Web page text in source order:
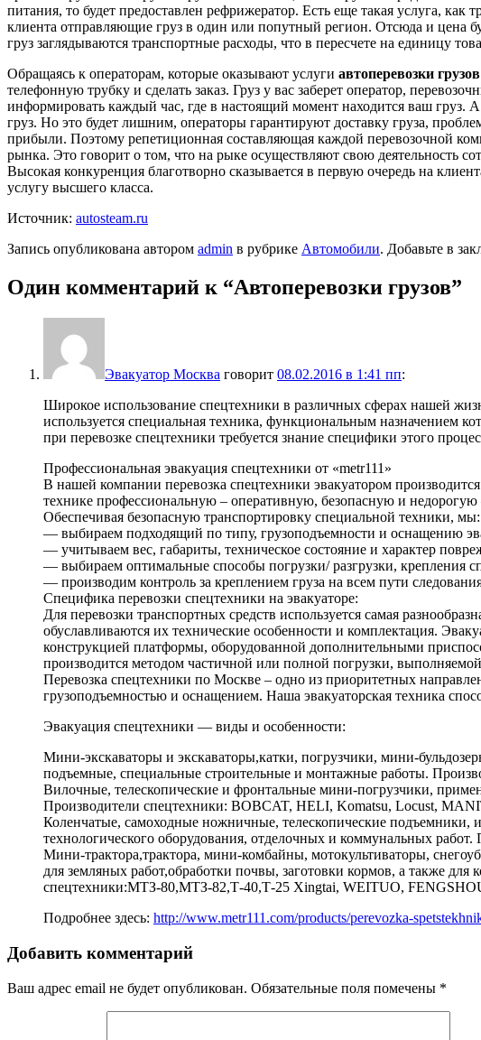
питания, то будет предоставлен рефрижератор. Есть еще такая услуга, как
клиента отправляющие груз в один или попутный регион. Отсюда и цена
груз заглядываются транспортные расходы, что в пересчете на единицу
Обращаясь к операторам, которые оказывают услуги автоперевозки грузов
телефонную трубку и сделать заказ. Груз у вас заберет оператор,
информировать каждый час, где в настоящий момент находится ваш груз.
груз. Но это будет лишним, операторы гарантируют доставку груза,
прибыли. Поэтому репетиционная составляющая каждой перевозочной
рынка. Это говорит о том, что на рыке осуществляют свою деятельность
Высокая конкуренция благотворно сказывается в первую очередь на
услугу высшего класса.
Источник: autosteam.ru
Запись опубликована автором admin в рубрике Автомобили. Добавьте в
Один комментарий к “Автоперевозки грузов”
Эвакуатор Москва говорит 08.02.2016 в 1:41 пп:
Широкое использование спецтехники в различных сферах нашей
используется специальная техника, функциональным назначением
при перевозке спецтехники требуется знание специфики этого
Профессиональная эвакуация спецтехники от «metr111»
В нашей компании перевозка спецтехники эвакуатором
технике профессиональную – оперативную, безопасную и
Обеспечивая безопасную транспортировку специальной техники, мы:
— выбираем подходящий по типу, грузоподъемности и оснащению
— учитываем вес, габариты, техническое состояние и характер
— выбираем оптимальные способы погрузки/ разгрузки, крепления
— производим контроль за креплением груза на всем пути
Специфика перевозки спецтехники на эвакуаторе:
Для перевозки транспортных средств используется самая
обуславливаются их технические особенности и комплектация.
конструкцией платформы, оборудованной дополнительными
производится методом частичной или полной погрузки,
Перевозка спецтехники по Москве – одно из приоритетных
грузоподъемностью и оснащением. Наша эвакуаторская техника
Эвакуация спецтехники — виды и особенности:
Мини-экскаваторы и экскаваторы,катки, погрузчики, мини-
подъемные, специальные строительные и монтажные работы.
Вилочные, телескопические и фронтальные мини-погрузчики,
Производители спецтехники: BOBCAT, HELI, Komatsu, Locust,
Коленчатые, самоходные ножничные, телескопические подъемники,
технологического оборудования, отделочных и коммунальных
Мини-трактора,трактора, мини-комбайны, мотокультиваторы,
для земляных работ,обработки почвы, заготовки кормов, а также
спецтехники:МТЗ-80,МТЗ-82,Т-40,Т-25 Xingtai, WEITUO,
Подробнее здесь: http://www.metr111.com/products/perevozka-
Добавить комментарий
Ваш адрес email не будет опубликован. Обязательные поля помечены *